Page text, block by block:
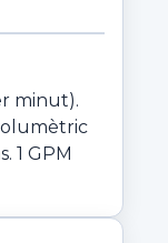
minut).
1 GPM